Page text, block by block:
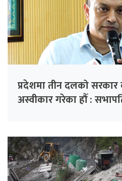
प्रदेशमा तीन दलको सरकार
अस्वीकार गरेका हौँ :